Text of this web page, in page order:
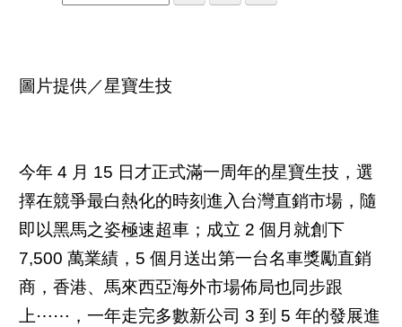
圖片提供／星寶生技
今年 4 月 15 日才正式滿一周年的星寶生技，選
擇在競爭最白熱化的時刻進入台灣直銷市場，隨
即以黑馬之姿極速超車；成立 2 個月就創下
7,500 萬業績，5 個月送出第一台名車獎勵直銷
商，香港、馬來西亞海外市場佈局也同步跟
上⋯⋯，一年走完多數新公司 3 到 5 年的發展進